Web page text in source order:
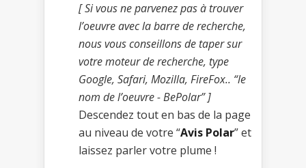
[ Si vous ne parvenez pas à trouver
l’oeuvre avec la barre de recherche,
nous vous conseillons de taper sur
votre moteur de recherche, type
Google, Safari, Mozilla, FireFox.. “le
nom de l’oeuvre - BePolar” ]
Descendez tout en bas de la page
au niveau de votre “Avis Polar” et
laissez parler votre plume !